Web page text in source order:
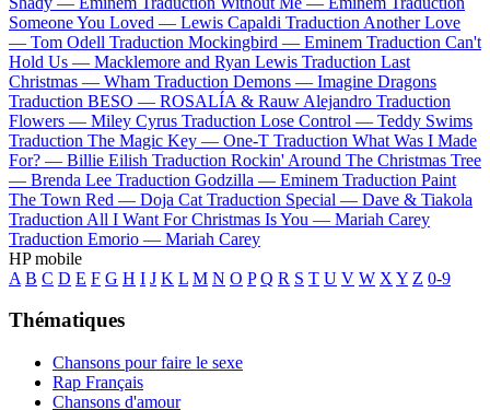
Someone You Loved — Lewis Capaldi Traduction Another Love
— Tom Odell Traduction Mockingbird — Eminem Traduction Can't
Hold Us — Macklemore and Ryan Lewis Traduction Last
Christmas — Wham Traduction Demons — Imagine Dragons
Traduction BESO — ROSALÍA & Rauw Alejandro Traduction
Flowers — Miley Cyrus Traduction Lose Control — Teddy Swims
Traduction The Magic Key — One-T Traduction What Was I Made
For? — Billie Eilish Traduction Rockin' Around The Christmas Tree
— Brenda Lee Traduction Godzilla — Eminem Traduction Paint
The Town Red — Doja Cat Traduction Special — Dave & Tiakola
Traduction All I Want For Christmas Is You — Mariah Carey
Traduction Emorio — Mariah Carey
HP mobile
A B C D E F G H I J K L M N O P Q R S T U V W X Y Z 0-9
Thématiques
Chansons pour faire le sexe
Rap Français
Chansons d'amour